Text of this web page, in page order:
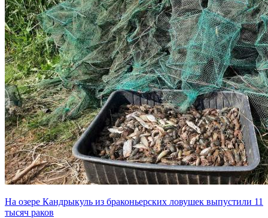
На озере Кандрыкуль из браконьерских ловушек выпустили 11
тысяч раков